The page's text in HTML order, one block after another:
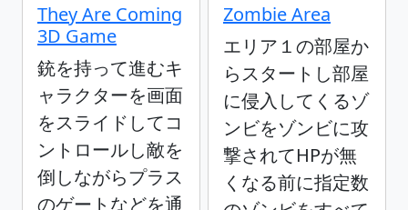
They Are Coming
3D Game
銃を持って進むキ
ャラクターを画面
をスライドしてコ
ントロールし敵を
倒しながらプラス
のゲートなどを通
Zombie Area
エリア１の部屋か
らスタートし部屋
に侵入してくるゾ
ンビをゾンビに攻
撃されてHPが無
くなる前に指定数